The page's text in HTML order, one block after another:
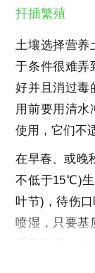
扦插繁殖
土壤选择营养
于条件很难弄
好并且消过毒
用前要用清水
使用，它们不
在早春、或晚
不低于15℃)
叶节)，待伤
喷湿，只要基
烂，最好不进